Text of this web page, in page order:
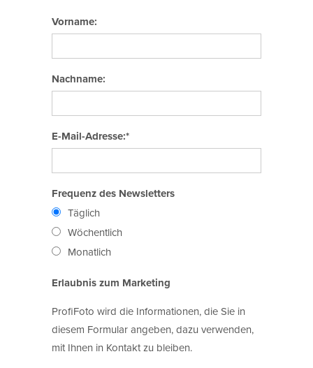
Vorname:
Nachname:
E-Mail-Adresse:*
Frequenz des Newsletters
Täglich
Wöchentlich
Monatlich
Erlaubnis zum Marketing
ProfiFoto wird die Informationen, die Sie in
diesem Formular angeben, dazu verwenden,
mit Ihnen in Kontakt zu bleiben.